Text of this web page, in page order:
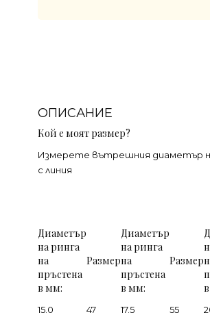
ОПИСАНИЕ
Кой е моят размер?
Измерете вътрешния диаметър
с линия
Диаметър
на ринга
на
пръстена
в мм:
Размер
Диаметър
на ринга
на
пръстена
в мм:
Размер
15.0 47 17.5 55